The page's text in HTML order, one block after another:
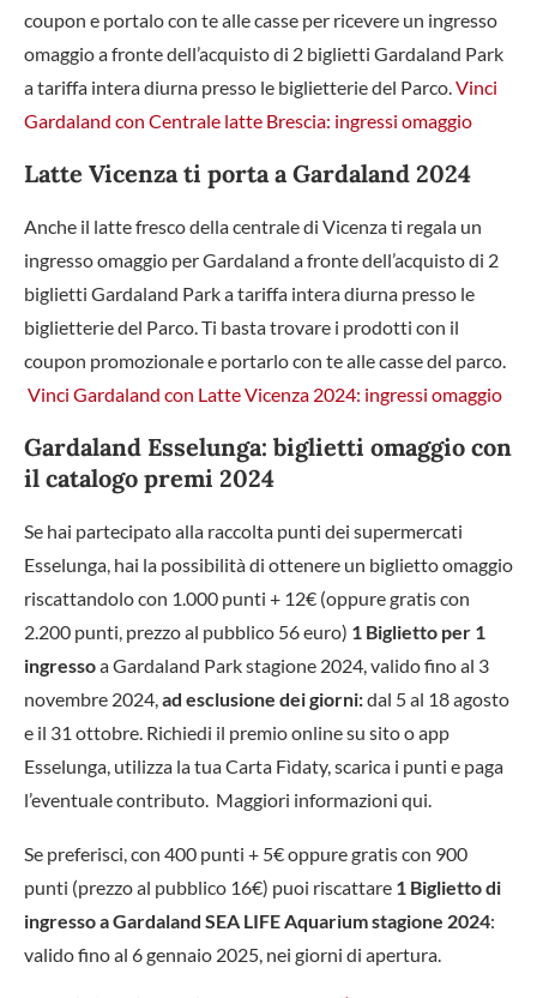
coupon e portalo con te alle casse per ricevere un ingresso
omaggio a fronte dell’acquisto di 2 biglietti Gardaland Park
a tariffa intera diurna presso le biglietterie del Parco.Vinci
Gardaland con Centrale latte Brescia: ingressi omaggio
Latte Vicenza ti porta a Gardaland 2024
Anche il latte fresco della centrale di Vicenza ti regala un
ingresso omaggio per Gardaland a fronte dell’acquisto di 2
biglietti Gardaland Park a tariffa intera diurna presso le
biglietterie del Parco. Ti basta trovare i prodotti con il
coupon promozionale e portarlo con te alle casse del parco.
Vinci Gardaland con Latte Vicenza 2024: ingressi omaggio
Gardaland Esselunga: biglietti omaggio con
il catalogo premi 2024
Se hai partecipato alla raccolta punti dei supermercati
Esselunga, hai la possibilità di ottenere un biglietto omaggio
riscattandolo con 1.000 punti + 12€ (oppure gratis con
2.200 punti, prezzo al pubblico 56 euro) 1 Biglietto per 1
ingressoa Gardaland Park stagione 2024, valido fino al 3
novembre 2024,ad esclusione dei giorni:dal 5 al 18 agosto
e il 31 ottobre. Richiedi il premio online su sito o app
Esselunga, utilizza la tua Carta Fìdaty, scarica i punti e paga
l’eventuale contributo. Maggiori informazioni qui.
Se preferisci, con 400 punti + 5€ oppure gratis con 900
punti (prezzo al pubblico 16€) puoi riscattare 1 Biglietto di
ingresso a Gardaland SEA LIFE Aquarium stagione 2024:
valido fino al 6 gennaio 2025, nei giorni di apertura.